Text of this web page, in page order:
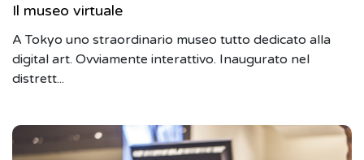
Il museo virtuale
A Tokyo uno straordinario museo tutto dedicato alla
digital art. Ovviamente interattivo. Inaugurato nel
distrett...